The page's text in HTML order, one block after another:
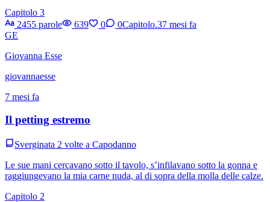
Capitolo 3
2455 parole
639 0 0Capitolo.37 mesi fa
GE
Giovanna Esse
giovannaesse
7 mesi fa
Il petting estremo
Sverginata 2 volte a Capodanno
Le sue mani cercavano sotto il tavolo, s’infilavano sotto la gonna e
raggiungevano la mia carne nuda, al di sopra della molla delle calze.
Capitolo 2